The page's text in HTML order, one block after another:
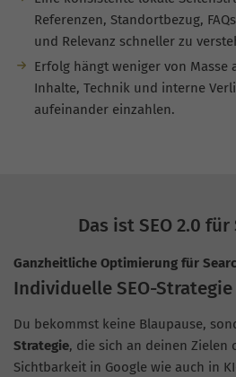
Referenzen, Standortbezug,
und Relevanz schneller zu
Erfolg hängt weniger von Masse
Inhalte, Technik und interne
aufeinander einzahlen.
Das ist SEO 2.0
Ganzheitliche Optimierung für
Individuelle SEO-Strategie
Du bekommst keine Blaupause,
Strategie, die sich an deinen Zielen
Sichtbarkeit in Google wie auch in